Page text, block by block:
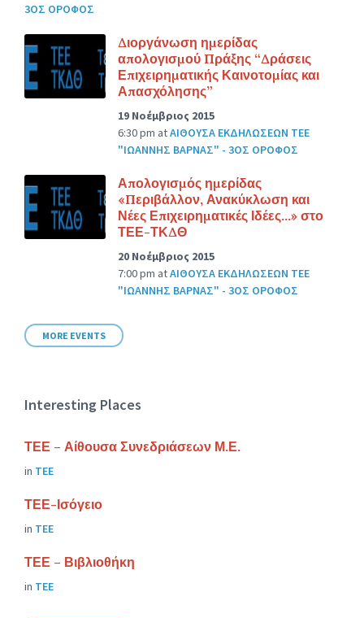
3ΟΣ ΟΡΟΦΟΣ
Διοργάνωση ημερίδας
απολογισμού Πράξης “Δράσεις
Επιχειρηματικής Καινοτομίας και
Απασχόλησης”
19 Νοέμβριος 2015
6:30 pm atΑΙΘΟΥΣΑ ΕΚΔΗΛΩΣΕΩΝ ΤΕΕ
"ΙΩΑΝΝΗΣ ΒΑΡΝΑΣ" - 3ΟΣ ΟΡΟΦΟΣ
Απολογισμός ημερίδας
«Περιβάλλον, Ανακύκλωση και
Νέες Επιχειρηματικές Ιδέες…» στο
ΤΕΕ-ΤΚΔΘ
20 Νοέμβριος 2015
7:00 pm atΑΙΘΟΥΣΑ ΕΚΔΗΛΩΣΕΩΝ ΤΕΕ
"ΙΩΑΝΝΗΣ ΒΑΡΝΑΣ" - 3ΟΣ ΟΡΟΦΟΣ
MORE EVENTS
Interesting Places
ΤΕΕ – Αίθουσα Συνεδριάσεων Μ.Ε.
in ΤΕΕ
ΤΕΕ-Ισόγειο
in ΤΕΕ
ΤΕΕ – Βιβλιοθήκη
in ΤΕΕ